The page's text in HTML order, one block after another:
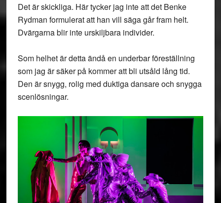
Det är skickliga. Här tycker jag inte att det Benke
Rydman formulerat att han vill säga går fram helt.
Dvärgarna blir inte urskiljbara individer.
Som helhet är detta ändå en underbar föreställning
som jag är säker på kommer att bli utsåld lång tid.
Den är snygg, rolig med duktiga dansare och snygga
scenlösningar.